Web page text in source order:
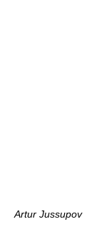
Artur Jussupov